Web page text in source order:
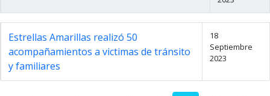
Estrellas Amarillas realizó 50
acompañamientos a victimas de tránsito
y familiares
18
Septiembre
2023